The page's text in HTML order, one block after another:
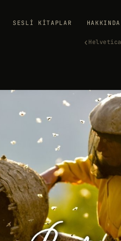
SESLI KITAPLAR HAKKINDA
‹Helvetica